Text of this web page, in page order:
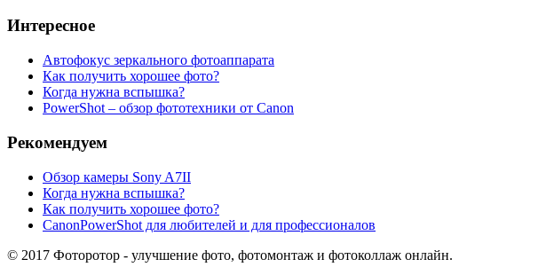
Интересное
Автофокус зеркального фотоаппарата
Как получить хорошее фото?
Когда нужна вспышка?
PowerShot – обзор фототехники от Canon
Рекомендуем
Обзор камеры Sony A7ІІ
Когда нужна вспышка?
Как получить хорошее фото?
CanonPowerShot для любителей и для профессионалов
© 2017 Фоторотор - улучшение фото, фотомонтаж и фотоколлаж онлайн.